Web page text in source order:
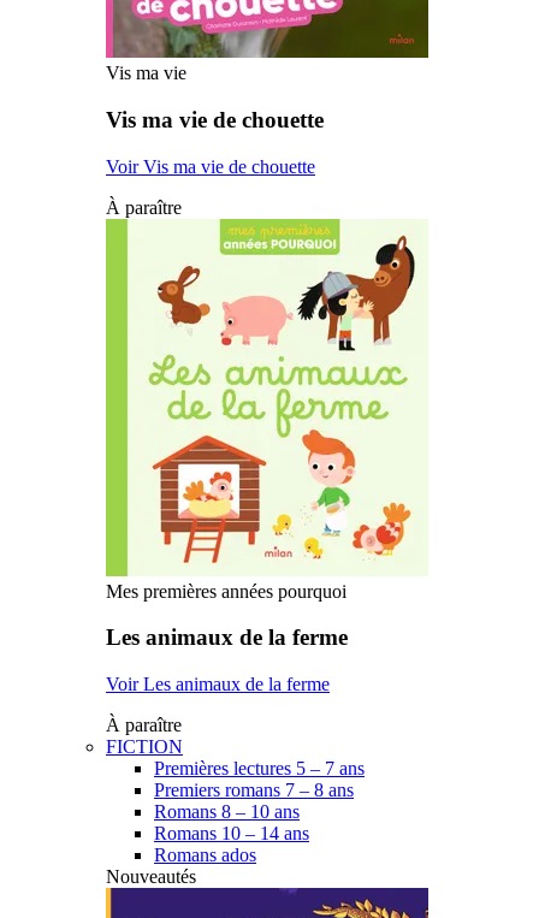
Vis ma vie
Vis ma vie de chouette
Voir Vis ma vie de chouette
À paraître
Mes premières années pourquoi
Les animaux de la ferme
Voir Les animaux de la ferme
À paraître
FICTION
Premières lectures 5 – 7 ans
Premiers romans 7 – 8 ans
Romans 8 – 10 ans
Romans 10 – 14 ans
Romans ados
Nouveautés